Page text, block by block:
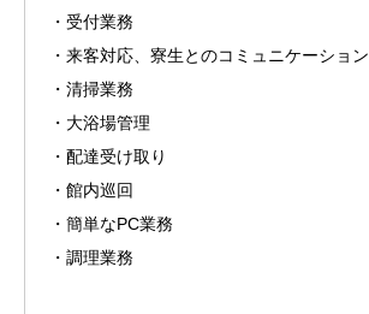
・受付業務
・来客対応、寮生とのコミュニケーション
・清掃業務
・大浴場管理
・配達受け取り
・館内巡回
・簡単なPC業務
・調理業務